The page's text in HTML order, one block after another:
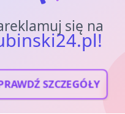
się na
SZCZEGÓŁY